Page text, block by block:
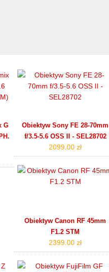
G
Obiektyw Sony FE 28-70mm
f/3.5-5.6 OSS II - SEL28702
2099.00 zł
Obiektyw Canon RF 45mm
F1.2 STM
2399.00 zł